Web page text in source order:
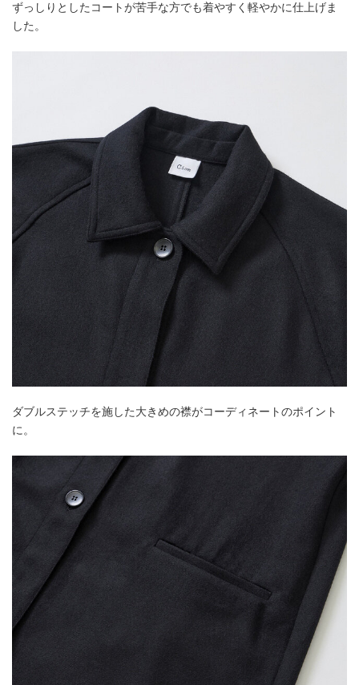
ずっしりとしたコートが苦手な方でも着やすく軽やかに仕上げま
した。
ダブルステッチを施した大きめの襟がコーディネートのポイント
に。